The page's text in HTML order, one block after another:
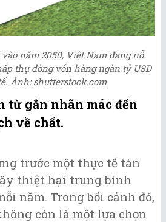
năm 2050, Việt Nam đang nỗ
thụ dòng vốn hàng ngàn tỷ USD
Ảnh: shutterstock.com
từ gắn nhãn mác đến
về chất.
trước một thực tế tàn
thiệt hại trung bình
năm. Trong bối cảnh đó,
còn là một lựa chọn